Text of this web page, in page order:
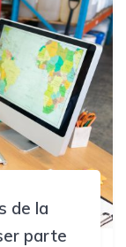
de la
parte